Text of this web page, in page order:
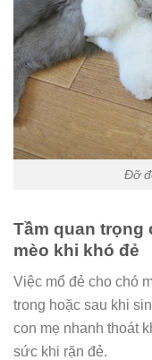
Đỡ
Tầm quan trọng
mèo khi khó đẻ
Việc mổ đẻ cho chó
trong hoặc sau khi
con mẹ nhanh thoát
sức khi rặn đẻ.